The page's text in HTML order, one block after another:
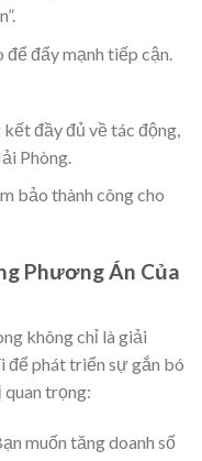
đẩy mạnh tiếp cận.
kết đầy đủ về tác động,
Phòng.
bảo thành công cho
Phương Án Của
không chỉ là giải
để phát triển sự gắn bó
quan trọng:
muốn tăng doanh số